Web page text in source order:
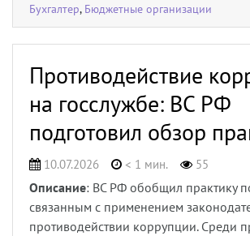
Бухгалтер, Бюджетные организации
Противодействие
на госслужбе: ВС РФ
подготовил обзор
10.07.2026 < 1 мин. 55
Описание: ВС РФ обобщил практику
связанным с применением
противодействии коррупции. Среди